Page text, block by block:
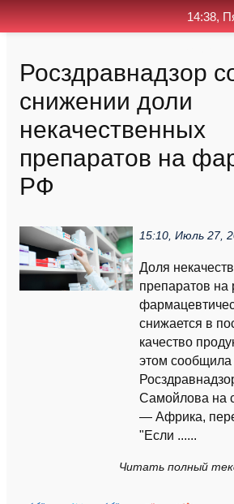
Росздравнадзор
снижении доли
некачественных
препаратов на
РФ
15:10, Июль 27,
Доля
препаратов на
снижается в
качество
этом сообщила
Самойлова на
— Африка,
"Если ......
Читать полный
14:38,